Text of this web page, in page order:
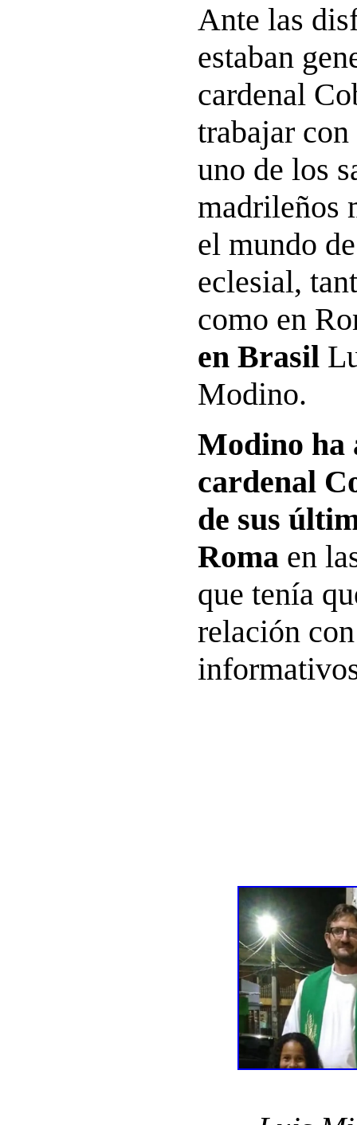
Ante las
estaban
cardenal
trabajar
uno de los
madrileños
el mundo
eclesial,
como en
en Brasil
Modino.
Modino ha
cardenal
de sus
Roma en
que tenía
relación